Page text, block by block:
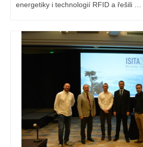
energetiky i technologií RFID a řešili …